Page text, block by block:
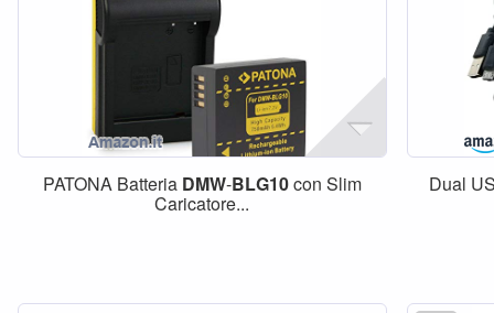
PATONA Batteria DMW-BLG10con Slim
Caricatore...
Dual